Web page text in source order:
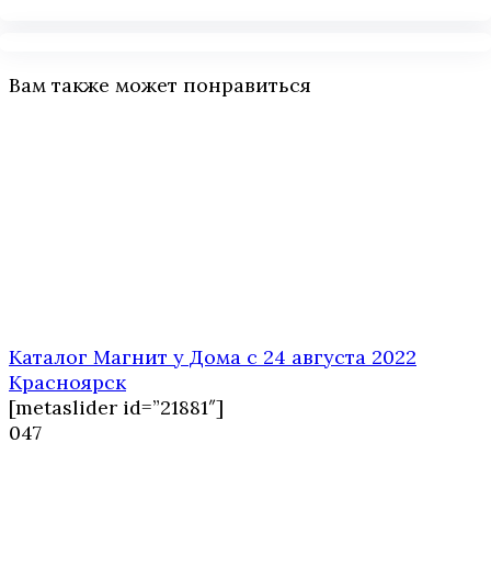
Вам также может понравиться
Каталог Магнит у Дома с 24 августа 2022
Красноярск
[metaslider id=”21881″]
047